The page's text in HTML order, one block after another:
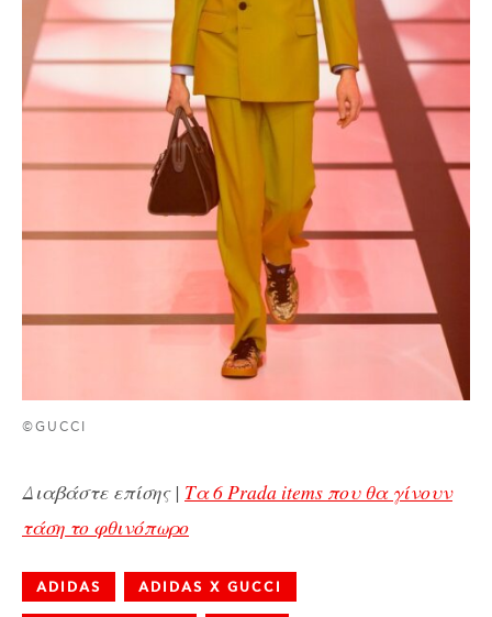
©GUCCI
Διαβάστε επίσης | Τα 6 Prada items που θα γίνουν
τάση το φθινόπωρο
ADIDAS ADIDAS X GUCCI